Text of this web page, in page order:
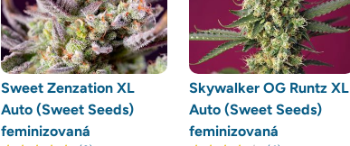
Sweet Zenzation XL
Auto (Sweet Seeds)
feminizovaná
Skywalker OG Runtz XL
Auto (Sweet Seeds)
feminizovaná